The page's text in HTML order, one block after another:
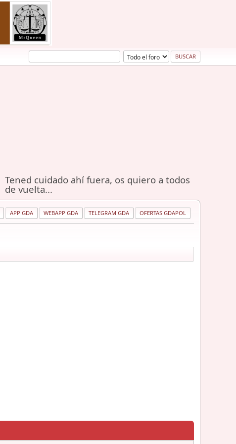
Tened cuidado ahí fuera, os quiero a todos
de vuelta...
APP GDA WEBAPP GDA TELEGRAM GDA OFERTAS GDAPOL